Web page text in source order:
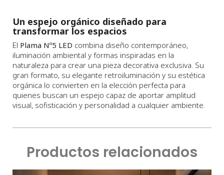
Un espejo orgánico diseñado para
transformar los espacios
El Plama Nº5 LED combina diseño contemporáneo,
iluminación ambiental y formas inspiradas en la
naturaleza para crear una pieza decorativa exclusiva. Su
gran formato, su elegante retroiluminación y su estética
orgánica lo convierten en la elección perfecta para
quienes buscan un espejo capaz de aportar amplitud
visual, sofisticación y personalidad a cualquier ambiente.
Productos relacionados